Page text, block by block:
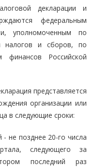
декларации и
федеральным
уполномоченным по
налогов и сборов, по
финансов Российской
представляется
организации или
в следующие сроки:
не позднее 20-го числа
следующего за
последний раз